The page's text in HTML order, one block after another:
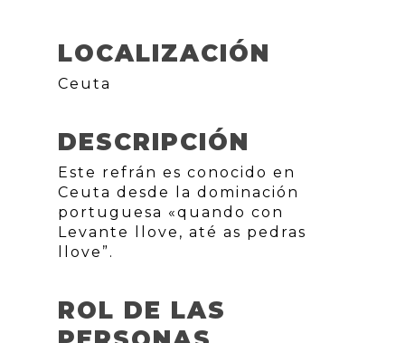
LOCALIZACIÓN
Ceuta
DESCRIPCIÓN
Este refrán es conocido en
Ceuta desde la dominación
portuguesa «quando con
Levante llove, até as pedras
llove”.
ROL DE LAS